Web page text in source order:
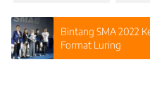
Bintang SMA 2022
Format Luring